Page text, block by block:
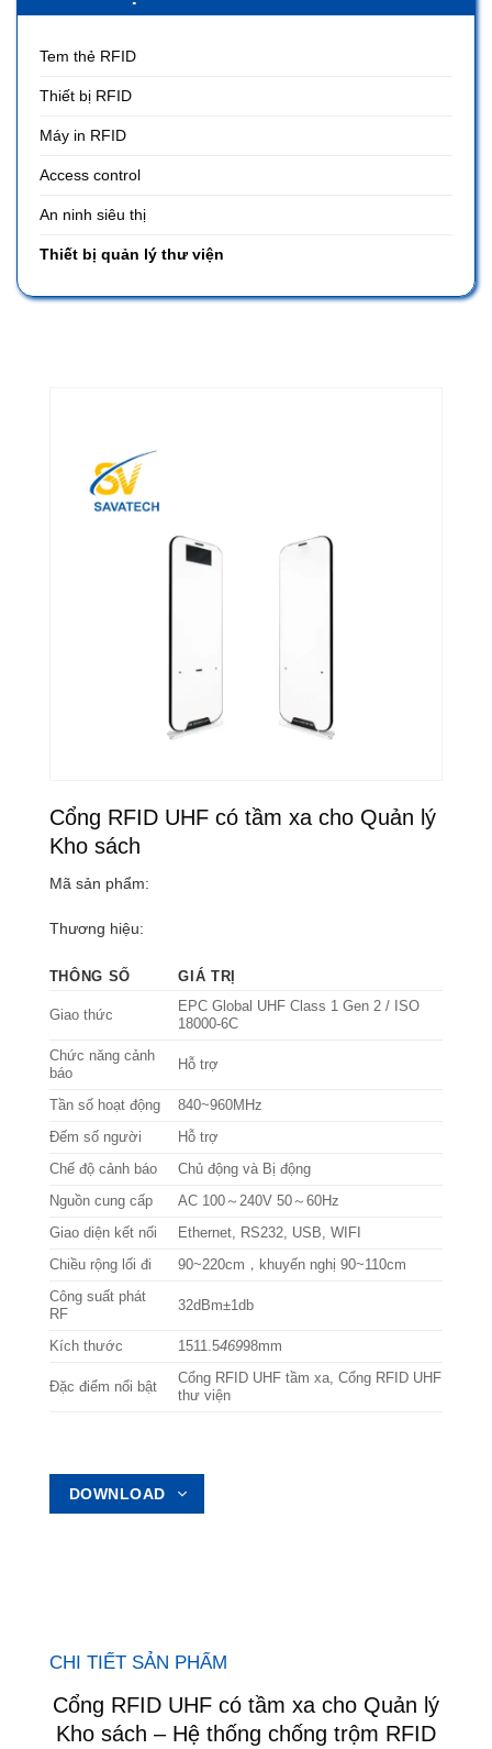
Tem thẻ RFID
Thiết bị RFID
Máy in RFID
Access control
An ninh siêu thị
Thiết bị quản lý thư viện
Cổng RFID UHF có tầm xa cho Quản lý
Kho sách
Mã sản phẩm:
Thương hiệu:
THÔNG SỐ GIÁ TRỊ
Giao thức
EPC Global UHF Class 1 Gen 2 / ISO
18000-6C
Chức năng cảnh
báo
Hỗ trợ
Tần số hoạt động
840~960MHz
Đếm số người
Hỗ trợ
Chế độ cảnh báo
Chủ động và Bị động
Nguồn cung cấp
AC 100～240V 50～60Hz
Giao diện kết nối
Ethernet, RS232, USB, WIFI
Chiều rộng lối đi
90~220cm，khuyến nghị 90~110cm
Công suất phát
RF
32dBm±1db
Kích thước 1511.546998mm
Đặc điểm nổi bật
Cổng RFID UHF tầm xa, Cổng RFID UHF
thư viện
DOWNLOAD
CHI TIẾT SẢN PHẨM
Cổng RFID UHF có tầm xa cho Quản lý
Kho sách – Hệ thống chống trộm RFID